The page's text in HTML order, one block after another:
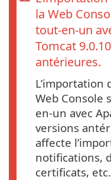
la Web
tout-en-un
Tomcat
antérieures.
L’importation
Web Console
en-un avec
versions
affecte
notifications,
certificats, etc.